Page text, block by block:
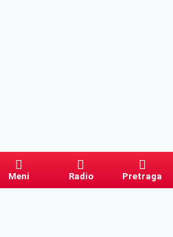
Meni Radio Pretraga